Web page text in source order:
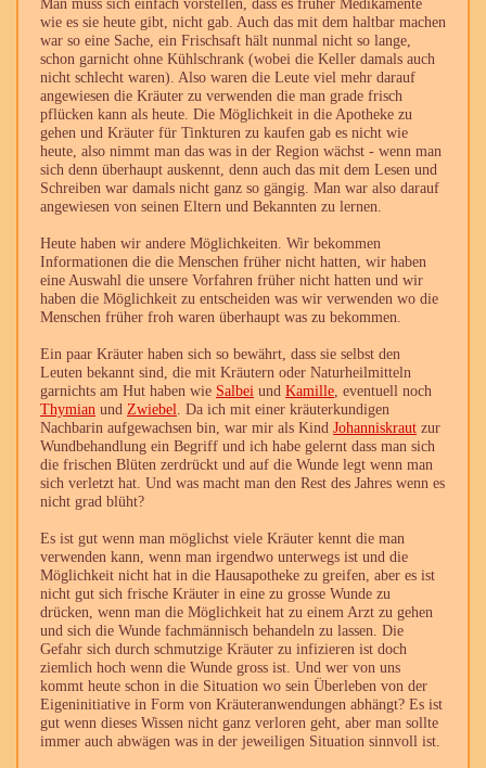
wie es sie heute gibt, nicht gab. Auch das mit dem haltbar machen
war so eine Sache, ein Frischsaft hält nunmal nicht so lange,
schon garnicht ohne Kühlschrank (wobei die Keller damals auch
nicht schlecht waren). Also waren die Leute viel mehr darauf
angewiesen die Kräuter zu verwenden die man grade frisch
pflücken kann als heute. Die Möglichkeit in die Apotheke zu
gehen und Kräuter für Tinkturen zu kaufen gab es nicht wie
heute, also nimmt man das was in der Region wächst - wenn man
sich denn überhaupt auskennt, denn auch das mit dem Lesen und
Schreiben war damals nicht ganz so gängig. Man war also darauf
angewiesen von seinen Eltern und Bekannten zu lernen.
Heute haben wir andere Möglichkeiten. Wir bekommen
Informationen die die Menschen früher nicht hatten, wir haben
eine Auswahl die unsere Vorfahren früher nicht hatten und wir
haben die Möglichkeit zu entscheiden was wir verwenden wo die
Menschen früher froh waren überhaupt was zu bekommen.
Ein paar Kräuter haben sich so bewährt, dass sie selbst den
Leuten bekannt sind, die mit Kräutern oder Naturheilmitteln
garnichts am Hut haben wie Salbei und Kamille , eventuell noch
Thymian und Zwiebel . Da ich mit einer kräuterkundigen
Nachbarin aufgewachsen bin, war mir als Kind Johanniskraut zur
Wundbehandlung ein Begriff und ich habe gelernt dass man sich
die frischen Blüten zerdrückt und auf die Wunde legt wenn man
sich verletzt hat. Und was macht man den Rest des Jahres wenn es
nicht grad blüht?
Es ist gut wenn man möglichst viele Kräuter kennt die man
verwenden kann, wenn man irgendwo unterwegs ist und die
Möglichkeit nicht hat in die Hausapotheke zu greifen, aber es ist
nicht gut sich frische Kräuter in eine zu grosse Wunde zu
drücken, wenn man die Möglichkeit hat zu einem Arzt zu gehen
und sich die Wunde fachmännisch behandeln zu lassen. Die
Gefahr sich durch schmutzige Kräuter zu infizieren ist doch
ziemlich hoch wenn die Wunde gross ist. Und wer von uns
kommt heute schon in die Situation wo sein Überleben von der
Eigeninitiative in Form von Kräuteranwendungen abhängt? Es ist
gut wenn dieses Wissen nicht ganz verloren geht, aber man sollte
immer auch abwägen was in der jeweiligen Situation sinnvoll ist.